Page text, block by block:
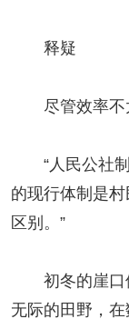
释疑
尽管效率不
“人民公社制
的现行体制是
区别。”
初冬的崖口
无际的田野，